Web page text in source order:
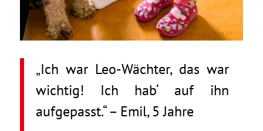
„Ich war Leo-Wächter, das war
wichtig! Ich hab‘ auf ihn
aufgepasst.“ – Emil, 5 Jahre